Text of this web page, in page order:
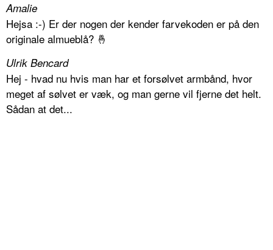
Amalie
Hejsa :-) Er der nogen der kender farvekoden er på den
originale almueblå? 🤞
Ulrik Bencard
Hej - hvad nu hvis man har et forsølvet armbånd, hvor
meget af sølvet er væk, og man gerne vil fjerne det helt.
Sådan at det...